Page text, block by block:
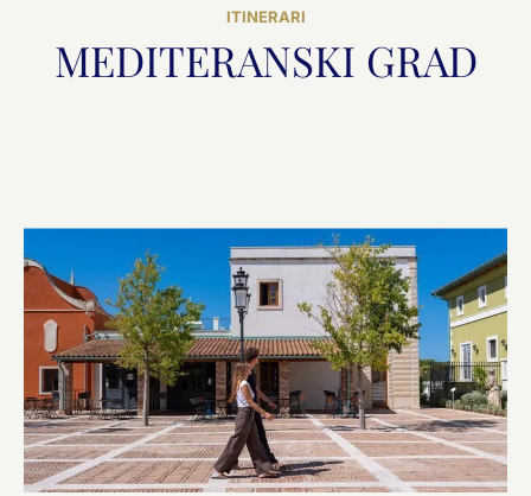
ITINERARI
MEDITERANSKI GRAD